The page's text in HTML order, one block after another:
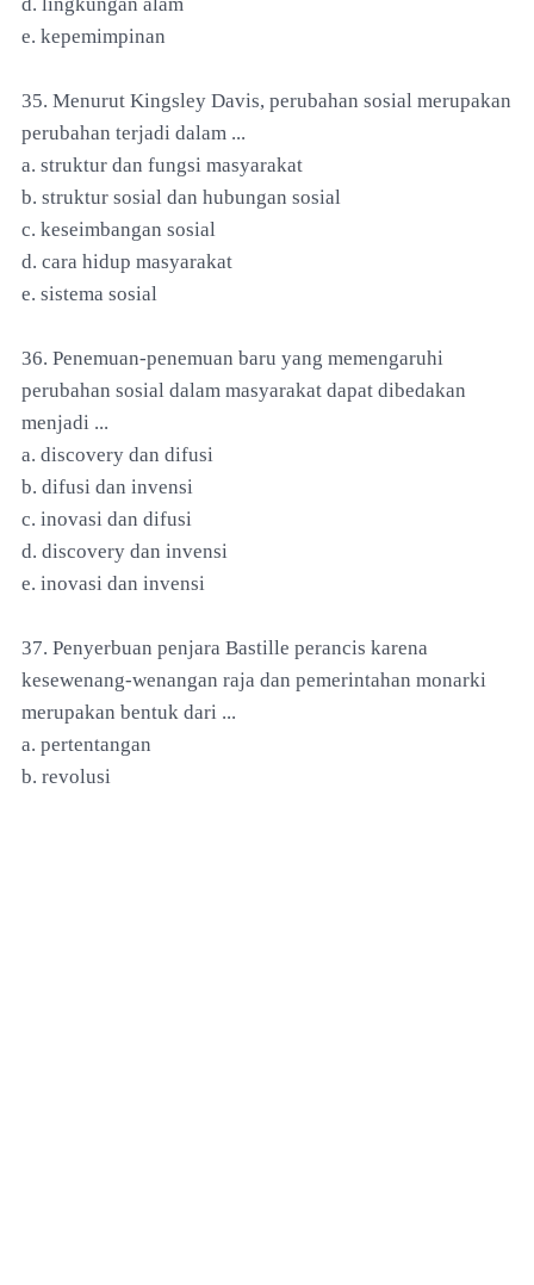
e. kepemimpinan
35. Menurut Kingsley Davis, perubahan sosial merupakan
perubahan terjadi dalam ...
a. struktur dan fungsi masyarakat
b. struktur sosial dan hubungan sosial
c. keseimbangan sosial
d. cara hidup masyarakat
e. sistema sosial
36. Penemuan-penemuan baru yang memengaruhi
perubahan sosial dalam masyarakat dapat dibedakan
menjadi ...
a. discovery dan difusi
b. difusi dan invensi
c. inovasi dan difusi
d. discovery dan invensi
e. inovasi dan invensi
37. Penyerbuan penjara Bastille perancis karena
kesewenang-wenangan raja dan pemerintahan monarki
merupakan bentuk dari ...
a. pertentangan
b. revolusi